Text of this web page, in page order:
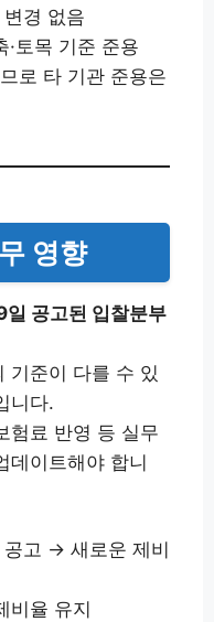
경 없음
토목 기준 준용
로 타 기관 준용은
영향
공고된 입찰분부
기준이 다를 수 있
니다.
험료 반영 등 실무
데이트해야 합니
고 → 새로운 제비
비율 유지